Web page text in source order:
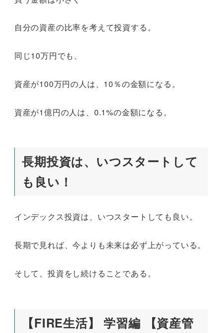
自分の資産の比率を考えて投資する。
同じ10万円でも、
資産が100万円の人は、10％の金額になる。
資産が1億円の人は、0.1%の金額になる。
長期投資は、いつスタートして
も良い！
インデックス投資は、いつスタートしても良い。
長期で見れば、今よりも未来は必ず上がっている。
そして、投資をし続けることである。
【FIRE生活】 学習編 【資産管